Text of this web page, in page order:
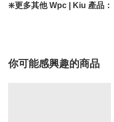
❇️更多其他 Wpc | Kiu 產品：
你可能感興趣的商品